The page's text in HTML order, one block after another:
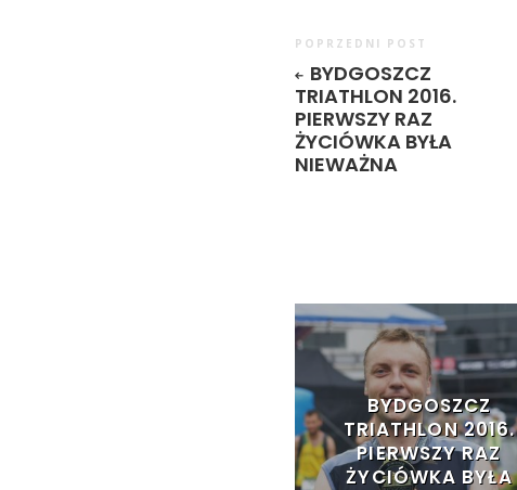
POPRZEDNI POST
BYDGOSZCZ
TRIATHLON 2016.
PIERWSZY RAZ
ŻYCIÓWKA BYŁA
NIEWAŻNA
BYDGOSZCZ
TRIATHLON 2016.
PIERWSZY RAZ
ŻYCIÓWKA BYŁA